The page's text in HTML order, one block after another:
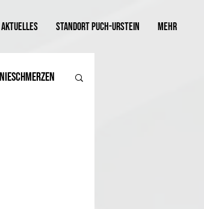
AKTUELLES STANDORT PUCH-URSTEIN mehr